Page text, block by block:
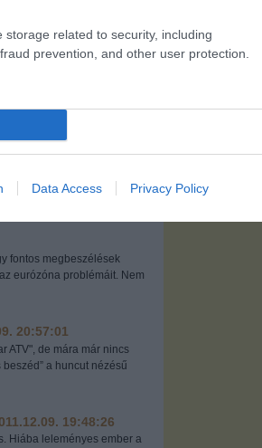
related to security, including
prevention, and other user protection.
Data Access Privacy Policy
14:57:25
szorította átdolgozásra,
EU-csúcs előtt Wolfgang
fontos megbeszélések
eurózóna problémáit. Nem
20:57:01
ATV", de mára már nincs
a huncut nézésű
19:48:26
Hiába leleményes ember a